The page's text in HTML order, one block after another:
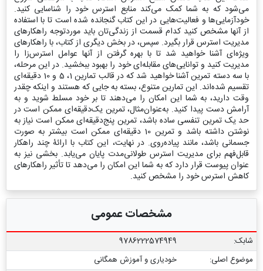
می‌شود که به شما کمک می‌کند منابع استرس خود را شناسایی کنید.
خودآزمایی‌ها و فعالیت‌هایی در این کتاب گنجانده شده است تا با استفاده
از آنها مشخص کنید کدام قسمت از زندگی‌تان باید موردتوجه راهکارهای
مدیریت استرس قرار بگیرد. سپس، در بخش دیگری از کتاب، با راهکارهای
ویژه‌ای آشنا خواهید شد تا با بهره گرفتن از آنها عوامل استرس‌زا را
مدیریت کنید و توانایی‌های مقابله‌ای خود را بهبود ببخشید. در این مرحله،
با سه دسته تمرین آشنا خواهید شد که در قالب تمارین 1، 5 و 10 دقیقه‌ای
تقسیم شده‌اند. این تمارین متنوع، بسته به جایی که هستند و اینکه چقدر
وقت دارید، به شما این امکان را می‌دهند تا بر خود مسلط شوید و به
آرامش دست پیدا کنید. به‌عنوان‌مثال، تمرین یک‌دقیقه‌ای ممکن است در
حد یک تمرین تنفسی ساده باشد، تمرین پنج‌دقیقه‌ای ممکن است نیاز به
نوشتن داشته باشد و تمرین 10 دقیقه‌ای ممکن است بیشتر به صورت
جسمانی باشد، مانند پیاده‌روی. در نهایت، این کتاب با ارائۀ چند راهکار
قابل‌فهم برای مدیریت استرس طولانی‌مدت پایان می‌یابد. بخشی نیز به
عنوان پیوست قرار دارد که به شما این امکان را می‌دهد تا تأثیر راهکارهای
کاهش استرس خود را مشخص کنید.
مشخصات عمومی
شابک:
9786222574949
موضوع اصلی:
خودیاری و آموزش همگانی